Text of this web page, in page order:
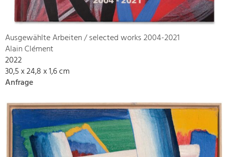
Ausgewählte Arbeiten / selected works 2004-2021
Alain Clément
2022
30,5 x 24,8 x 1,6 cm
Anfrage